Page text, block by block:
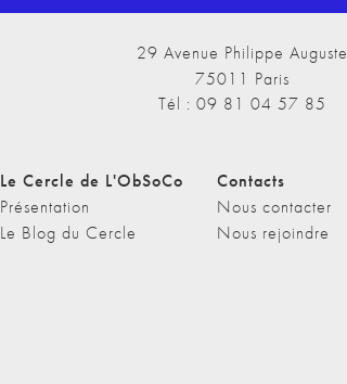
29 Avenue Philippe Auguste
75011 Paris
Tél : 09 81 04 57 85
Le Cercle de L'ObSoCo
Présentation
Le Blog du Cercle
Contacts
Nous contacter
Nous rejoindre